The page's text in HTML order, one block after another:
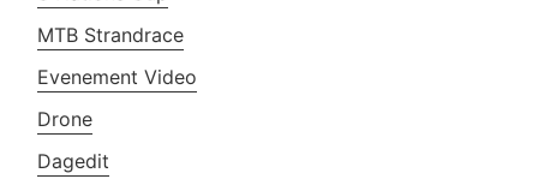
MTB Strandrace
Evenement Video
Drone
Dagedit